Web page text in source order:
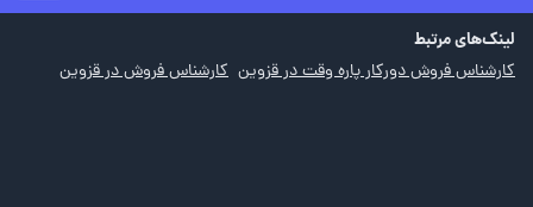
لینک‌های مرتبط
کارشناس فروش دورکار پاره وقت در قزوین کارشناس فروش در قزوین